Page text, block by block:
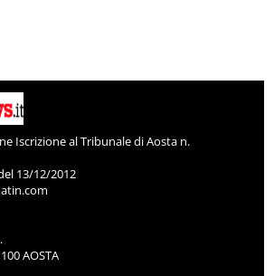
Iscrizione al Tribunale di Aosta n.
13/12/2012
AOSTA